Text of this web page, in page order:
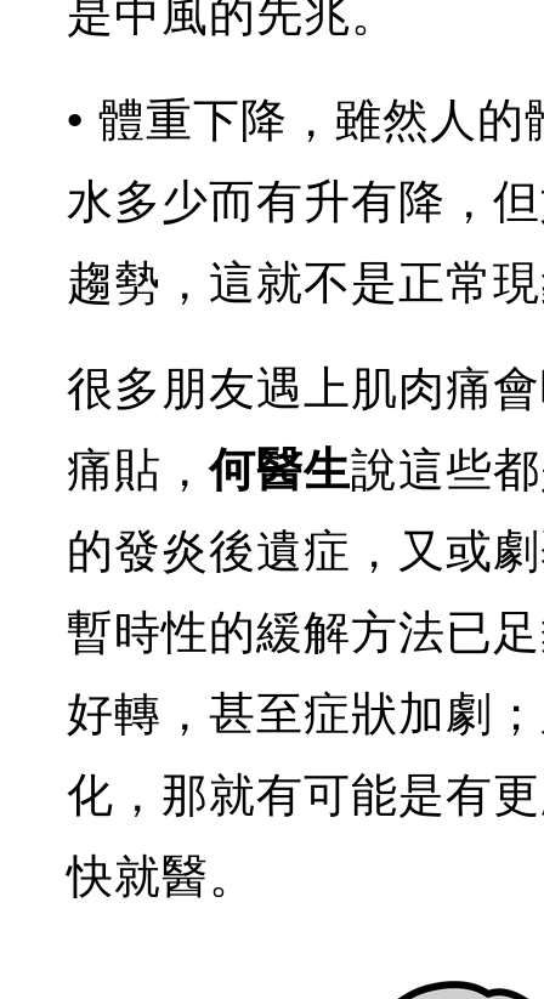
是中風的先兆。
• 體重下降，雖然人
水多少而有升有降，
趨勢，這就不是正常
很多朋友遇上肌肉痛
痛貼，何醫生說這些
的發炎後遺症，又或
暫時性的緩解方法已
好轉，甚至症狀加劇
化，那就有可能是有
快就醫。